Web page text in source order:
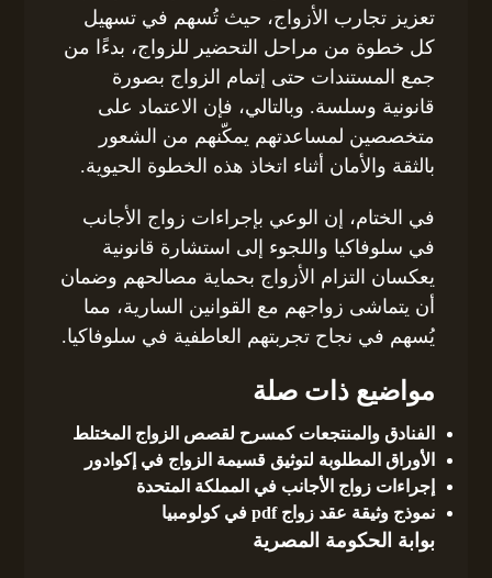
تعزيز تجارب الأزواج، حيث تُسهم في تسهيل
كل خطوة من مراحل التحضير للزواج، بدءًا من
جمع المستندات حتى إتمام الزواج بصورة
قانونية وسلسة. وبالتالي، فإن الاعتماد على
متخصصين لمساعدتهم يمكّنهم من الشعور
بالثقة والأمان أثناء اتخاذ هذه الخطوة الحيوية.
في الختام، إن الوعي بإجراءات زواج الأجانب
في سلوفاكيا واللجوء إلى استشارة قانونية
يعكسان التزام الأزواج بحماية مصالحهم وضمان
أن يتماشى زواجهم مع القوانين السارية، مما
يُسهم في نجاح تجربتهم العاطفية في سلوفاكيا.
مواضيع ذات صلة
الفنادق والمنتجعات كمسرح لقصص الزواج المختلط
الأوراق المطلوبة لتوثيق قسيمة الزواج في إكوادور
إجراءات زواج الأجانب في المملكة المتحدة
نموذج وثيقة عقد زواج pdf في كولومبيا
بوابة الحكومة المصرية